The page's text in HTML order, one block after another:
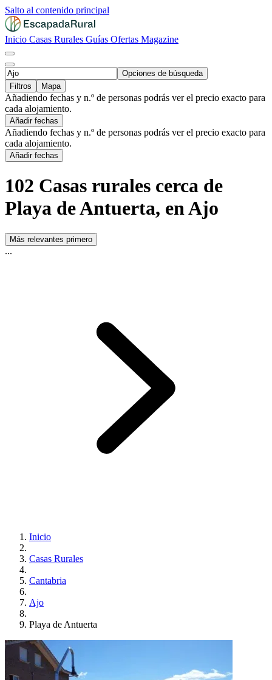
Salto al contenido principal
Inicio Casas Rurales Guías Ofertas Magazine
Opciones de búsqueda
Filtros
Mapa
Añadiendo fechas y n.º de personas podrás ver el precio exacto para
cada alojamiento.
Añadir fechas
Añadiendo fechas y n.º de personas podrás ver el precio exacto para
cada alojamiento.
Añadir fechas
102 Casas rurales cerca de
Playa de Antuerta, en Ajo
Más relevantes primero
...
Inicio
Casas Rurales
Cantabria
Ajo
Playa de Antuerta